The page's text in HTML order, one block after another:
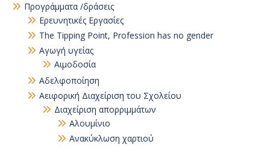
Προγράμματα /δράσεις
Eρευνητικές Εργασίες
The Tipping Point, Profession has no gender
Αγωγή υγείας
Αιμοδοσία
Αδελφοποίηση
Αειφορική Διαχείριση του Σχολείου
Διαχείριση απορριμμάτων
Αλουμίνιο
Ανακύκλωση χαρτιού